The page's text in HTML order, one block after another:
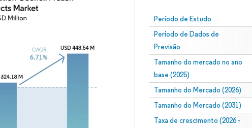
Período de Estudo
Período de Dados de
Previsão
Tamanho do mercado no ano
base (2025)
Tamanho do Mercado (2026)
Tamanho do Mercado (2031)
Taxa de crescimento (2026 -
Imagem © Mordor Intelligence. O reuso requer atribuição conforme CC BY 4.0.